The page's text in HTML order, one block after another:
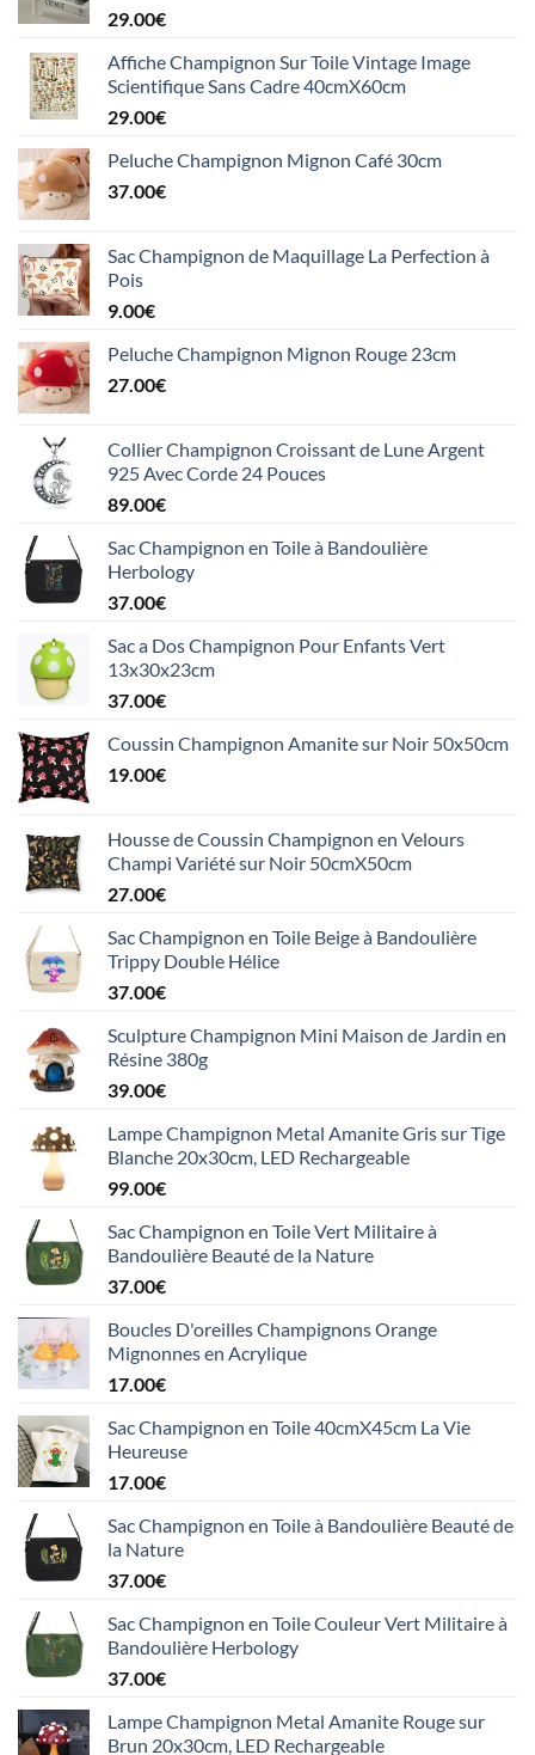
29.00€
Affiche Champignon Sur Toile Vintage Image
Scientifique Sans Cadre 40cmX60cm
29.00€
Peluche Champignon Mignon Café 30cm
37.00€
Sac Champignon de Maquillage La Perfection à
Pois
9.00€
Peluche Champignon Mignon Rouge 23cm
27.00€
Collier Champignon Croissant de Lune Argent
925 Avec Corde 24 Pouces
89.00€
Sac Champignon en Toile à Bandoulière
Herbology
37.00€
Sac a Dos Champignon Pour Enfants Vert
13x30x23cm
37.00€
Coussin Champignon Amanite sur Noir 50x50cm
19.00€
Housse de Coussin Champignon en Velours
Champi Variété sur Noir 50cmX50cm
27.00€
Sac Champignon en Toile Beige à Bandoulière
Trippy Double Hélice
37.00€
Sculpture Champignon Mini Maison de Jardin en
Résine 380g
39.00€
Lampe Champignon Metal Amanite Gris sur Tige
Blanche 20x30cm, LED Rechargeable
99.00€
Sac Champignon en Toile Vert Militaire à
Bandoulière Beauté de la Nature
37.00€
Boucles D'oreilles Champignons Orange
Mignonnes en Acrylique
17.00€
Sac Champignon en Toile 40cmX45cm La Vie
Heureuse
17.00€
Sac Champignon en Toile à Bandoulière Beauté de
la Nature
37.00€
Sac Champignon en Toile Couleur Vert Militaire à
Bandoulière Herbology
37.00€
Lampe Champignon Metal Amanite Rouge sur
Brun 20x30cm, LED Rechargeable